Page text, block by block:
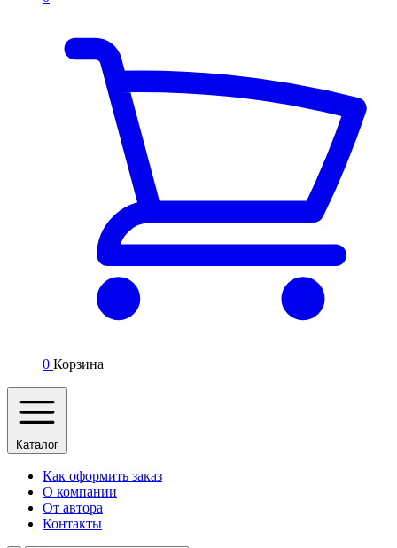
0 Корзина
Каталог
Как оформить заказ
О компании
От автора
Контакты